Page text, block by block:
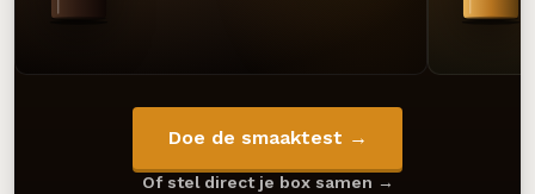
Doe de smaaktest →
Of stel direct je box samen →